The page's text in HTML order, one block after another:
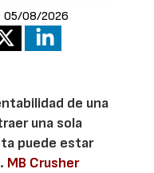
05/08/2026
de una
una sola
puede estar
MB Crusher